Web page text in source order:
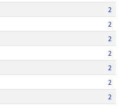
2
2
2
2
2
2
2